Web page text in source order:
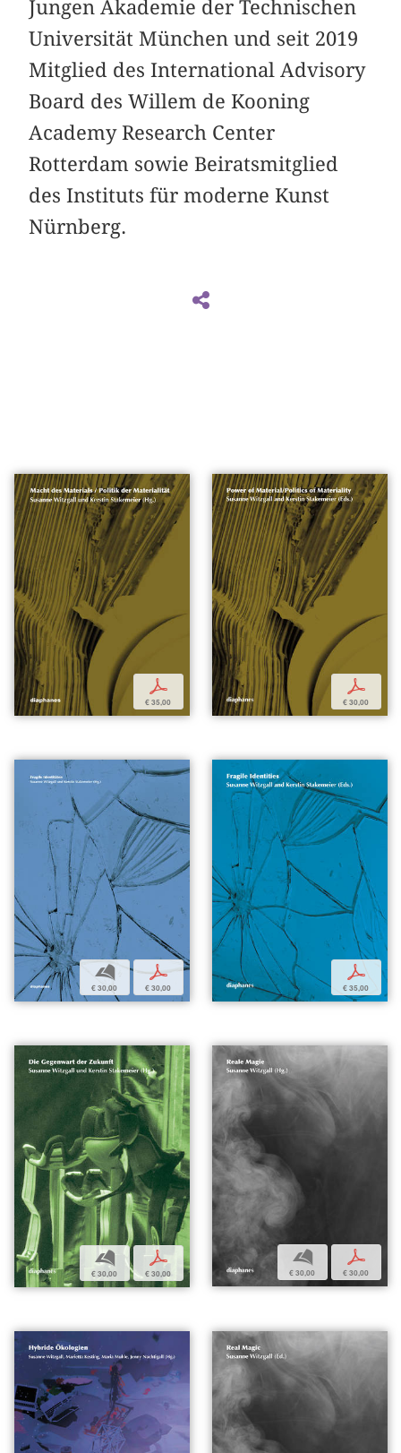
Jungen Akademie der Technischen
Universität München und seit 2019
Mitglied des International Advisory
Board des Willem de Kooning
Academy Research Center
Rotterdam sowie Beiratsmitglied
des Instituts für moderne Kunst
Nürnberg.
p
€ 35,00
p
€ 30,00
b
€ 30,00
p
€ 30,00
p
€ 35,00
b
€ 30,00
p
€ 30,00
b
€ 30,00
p
€ 30,00